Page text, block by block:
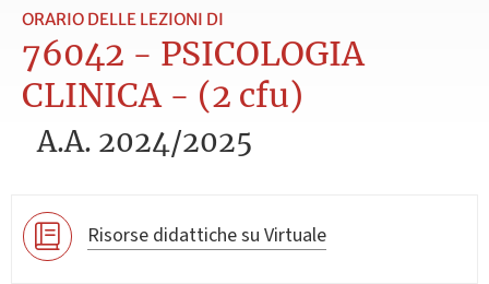
ORARIO DELLE LEZIONI DI
76042 - PSICOLOGIA
CLINICA - (2 cfu)
A.A. 2024/2025
Risorse didattiche su Virtuale